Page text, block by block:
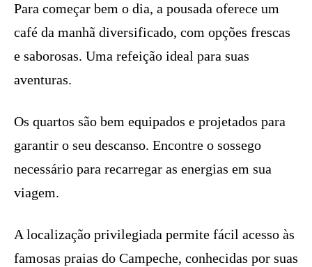
Para começar bem o dia, a pousada oferece um
café da manhã diversificado, com opções frescas
e saborosas. Uma refeição ideal para suas
aventuras.
Os quartos são bem equipados e projetados para
garantir o seu descanso. Encontre o sossego
necessário para recarregar as energias em sua
viagem.
A localização privilegiada permite fácil acesso às
famosas praias do Campeche, conhecidas por suas